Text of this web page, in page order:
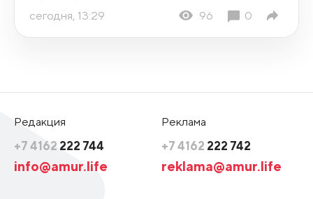
сегодня, 13:29 96 0
Редакция
+7 4162 222 744
info@amur.life
Реклама
+7 4162 222 742
reklama@amur.life